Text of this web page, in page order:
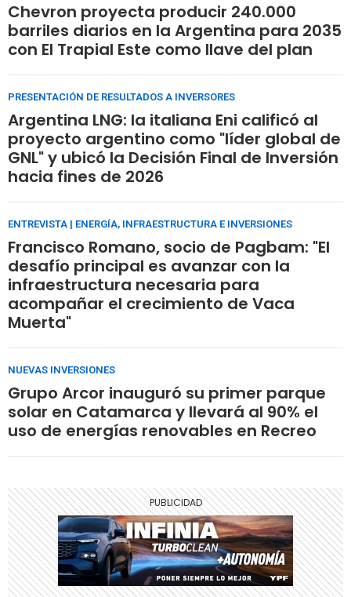
Chevron proyecta producir 240.000
barriles diarios en la Argentina para 2035
con El Trapial Este como llave del plan
PRESENTACIÓN DE RESULTADOS A INVERSORES
Argentina LNG: la italiana Eni calificó al
proyecto argentino como "líder global de
GNL" y ubicó la Decisión Final de Inversión
hacia fines de 2026
ENTREVISTA | ENERGÍA, INFRAESTRUCTURA E INVERSIONES
Francisco Romano, socio de Pagbam: "El
desafío principal es avanzar con la
infraestructura necesaria para
acompañar el crecimiento de Vaca
Muerta"
NUEVAS INVERSIONES
Grupo Arcor inauguró su primer parque
solar en Catamarca y llevará al 90% el
uso de energías renovables en Recreo